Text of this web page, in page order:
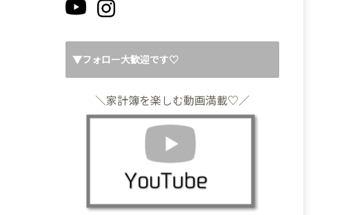
▼フォロー大歓迎です♡
＼家計簿を楽しむ動画満載♡／